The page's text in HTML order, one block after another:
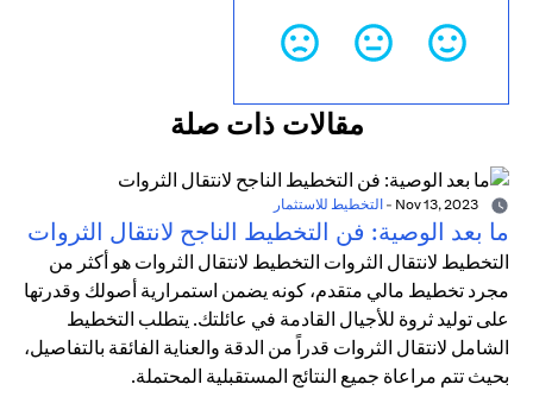
مقالات ذات صلة
- التخطيط للاستثمار
ما بعد الوصية: فن التخطيط الناجح لانتقال الثروات
التخطيط لانتقال الثروات التخطيط لانتقال الثروات هو أكثر من
مجرد تخطيط مالي متقدم، كونه يضمن استمرارية أصولك وقدرتها
على توليد ثروة للأجيال القادمة في عائلتك. يتطلب التخطيط
الشامل لانتقال الثروات قدراً من الدقة والعناية الفائقة بالتفاصيل،
بحيث تتم مراعاة جميع النتائج المستقبلية المحتملة.